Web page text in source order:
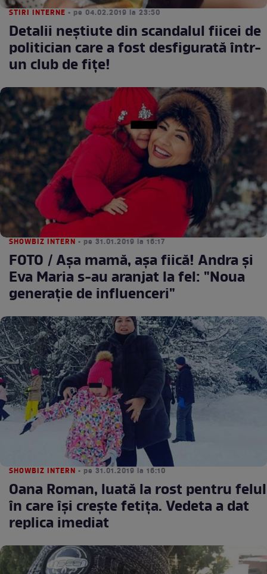
STIRI INTERNE • pe 04.02.2019 la 23:50
Detalii neştiute din scandalul fiicei de
politician care a fost desfigurată într-
un club de fiţe!
SHOWBIZ INTERN • pe 31.01.2019 la 16:17
FOTO / Așa mamă, așa fiică! Andra și
Eva Maria s-au aranjat la fel: "Noua
generație de influenceri"
SHOWBIZ INTERN • pe 31.01.2019 la 16:10
Oana Roman, luată la rost pentru felul
în care îşi creşte fetiţa. Vedeta a dat
replica imediat